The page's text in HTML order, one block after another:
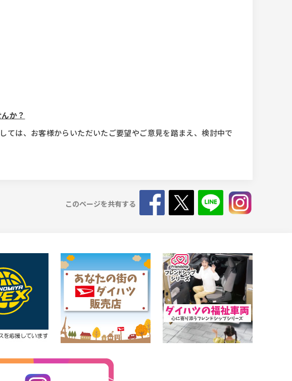
か？
は、お客様からいただいたご要望やご意見を踏まえ、検討中で
このページを共有する